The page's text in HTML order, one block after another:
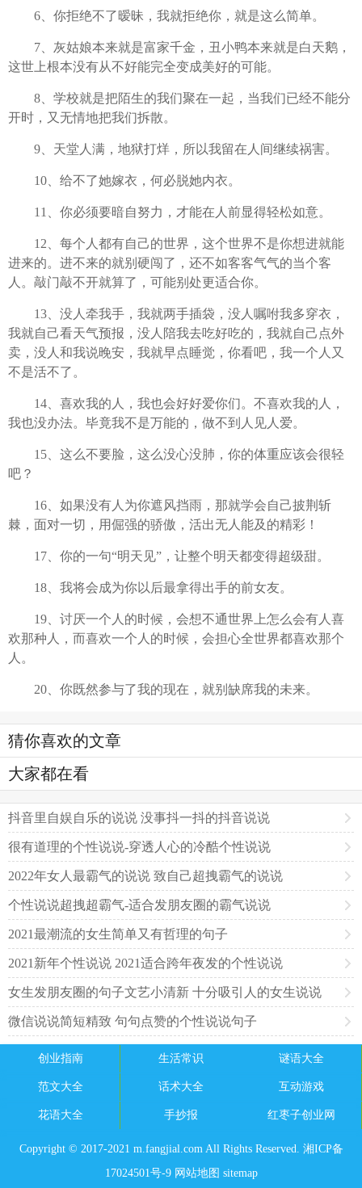
6、你拒绝不了暧昧，我就拒绝你，就是这么简单。
7、灰姑娘本来就是富家千金，丑小鸭本来就是白天鹅，
这世上根本没有从不好能完全变成美好的可能。
8、学校就是把陌生的我们聚在一起，当我们已经不能分
开时，又无情地把我们拆散。
9、天堂人满，地狱打烊，所以我留在人间继续祸害。
10、给不了她嫁衣，何必脱她内衣。
11、你必须要暗自努力，才能在人前显得轻松如意。
12、每个人都有自己的世界，这个世界不是你想进就能
进来的。进不来的就别硬闯了，还不如客客气气的当个客
人。敲门敲不开就算了，可能别处更适合你。
13、没人牵我手，我就两手插袋，没人嘱咐我多穿衣，
我就自己看天气预报，没人陪我去吃好吃的，我就自己点外
卖，没人和我说晚安，我就早点睡觉，你看吧，我一个人又
不是活不了。
14、喜欢我的人，我也会好好爱你们。不喜欢我的人，
我也没办法。毕竟我不是万能的，做不到人见人爱。
15、这么不要脸，这么没心没肺，你的体重应该会很轻
吧？
16、如果没有人为你遮风挡雨，那就学会自己披荆斩
棘，面对一切，用倔强的骄傲，活出无人能及的精彩！
17、你的一句“明天见”，让整个明天都变得超级甜。
18、我将会成为你以后最拿得出手的前女友。
19、讨厌一个人的时候，会想不通世界上怎么会有人喜
欢那种人，而喜欢一个人的时候，会担心全世界都喜欢那个
人。
20、你既然参与了我的现在，就别缺席我的未来。
猜你喜欢的文章
大家都在看
抖音里自娱自乐的说说 没事抖一抖的抖音说说
很有道理的个性说说-穿透人心的冷酷个性说说
2022年女人最霸气的说说 致自己超拽霸气的说说
个性说说超拽超霸气-适合发朋友圈的霸气说说
2021最潮流的女生简单又有哲理的句子
2021新年个性说说 2021适合跨年夜发的个性说说
女生发朋友圈的句子文艺小清新 十分吸引人的女生说说
微信说说简短精致 句句点赞的个性说说句子
创业指南 生活常识 谜语大全
范文大全 话术大全 互动游戏
花语大全 手抄报 红枣子创业网
Copyright © 2017-2021 m.fangjial.com All Rights Reserved. 湘ICP备
17024501号-9 网站地图 sitemap